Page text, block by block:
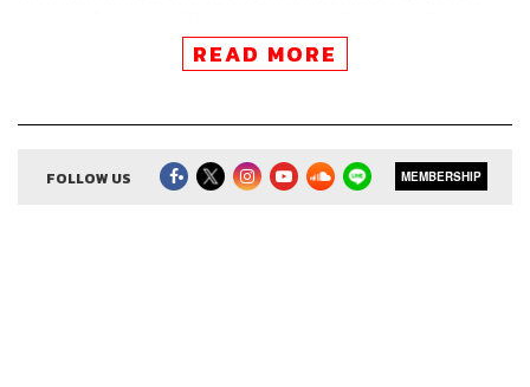
เอพิโสดพิเศษภายใต้ความร่วมมือกับ QTFT หรือ Quantum
Technology Foundation (Thailand)
READ MORE
FOLLOW US MEMBERSHIP